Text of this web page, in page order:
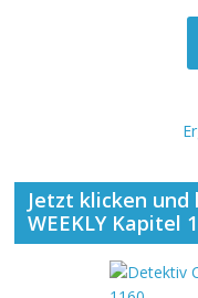
Jetzt klicken und
WEEKLY Kapitel